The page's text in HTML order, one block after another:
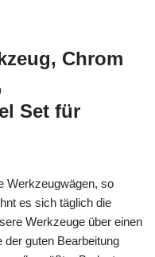
Chrom
Set für
Werkzeugwägen, so
es sich täglich die
Werkzeuge über einen
guten Bearbeitung